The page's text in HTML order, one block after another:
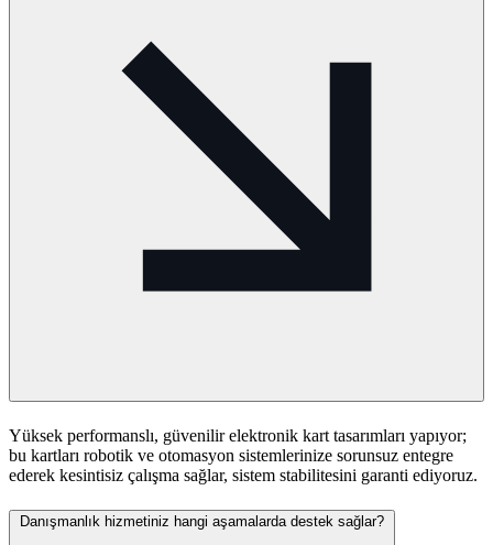
Yüksek performanslı, güvenilir elektronik kart tasarımları yapıyor;
bu kartları robotik ve otomasyon sistemlerinize sorunsuz entegre
ederek kesintisiz çalışma sağlar, sistem stabilitesini garanti ediyoruz.
Danışmanlık hizmetiniz hangi aşamalarda destek sağlar?